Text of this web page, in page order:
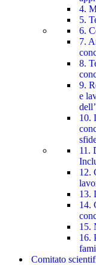
4.
5.
6.
7.
8.
9.
e
10.
11.
12.
13.
14.
15.
16.
Comitato